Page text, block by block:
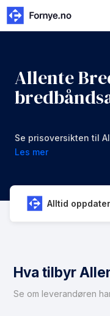
Allente
Se prisoversikten til
omtaler
Les mer
Alltid
Hva tilbyr
Se om leverandøren